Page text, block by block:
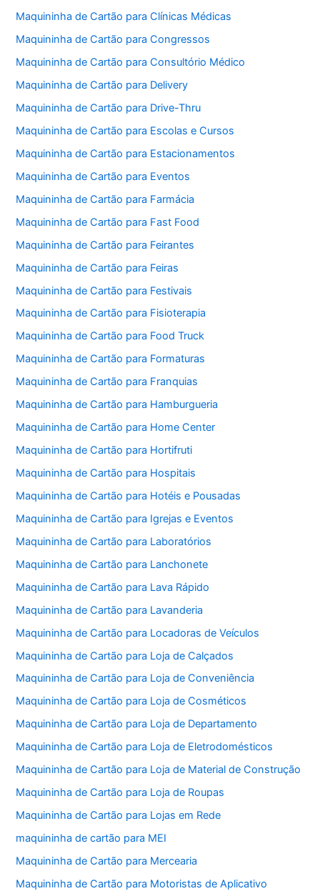
Maquininha de Cartão para Clínicas Médicas
Maquininha de Cartão para Congressos
Maquininha de Cartão para Consultório Médico
Maquininha de Cartão para Delivery
Maquininha de Cartão para Drive-Thru
Maquininha de Cartão para Escolas e Cursos
Maquininha de Cartão para Estacionamentos
Maquininha de Cartão para Eventos
Maquininha de Cartão para Farmácia
Maquininha de Cartão para Fast Food
Maquininha de Cartão para Feirantes
Maquininha de Cartão para Feiras
Maquininha de Cartão para Festivais
Maquininha de Cartão para Fisioterapia
Maquininha de Cartão para Food Truck
Maquininha de Cartão para Formaturas
Maquininha de Cartão para Franquias
Maquininha de Cartão para Hamburgueria
Maquininha de Cartão para Home Center
Maquininha de Cartão para Hortifruti
Maquininha de Cartão para Hospitais
Maquininha de Cartão para Hotéis e Pousadas
Maquininha de Cartão para Igrejas e Eventos
Maquininha de Cartão para Laboratórios
Maquininha de Cartão para Lanchonete
Maquininha de Cartão para Lava Rápido
Maquininha de Cartão para Lavanderia
Maquininha de Cartão para Locadoras de Veículos
Maquininha de Cartão para Loja de Calçados
Maquininha de Cartão para Loja de Conveniência
Maquininha de Cartão para Loja de Cosméticos
Maquininha de Cartão para Loja de Departamento
Maquininha de Cartão para Loja de Eletrodomésticos
Maquininha de Cartão para Loja de Material de Construção
Maquininha de Cartão para Loja de Roupas
Maquininha de Cartão para Lojas em Rede
maquininha de cartão para MEI
Maquininha de Cartão para Mercearia
Maquininha de Cartão para Motoristas de Aplicativo